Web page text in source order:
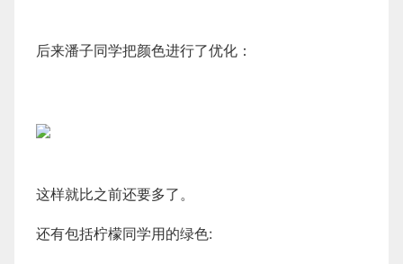
后来潘子同学把颜色进行了优化：
这样就比之前还要多了。
还有包括柠檬同学用的绿色: